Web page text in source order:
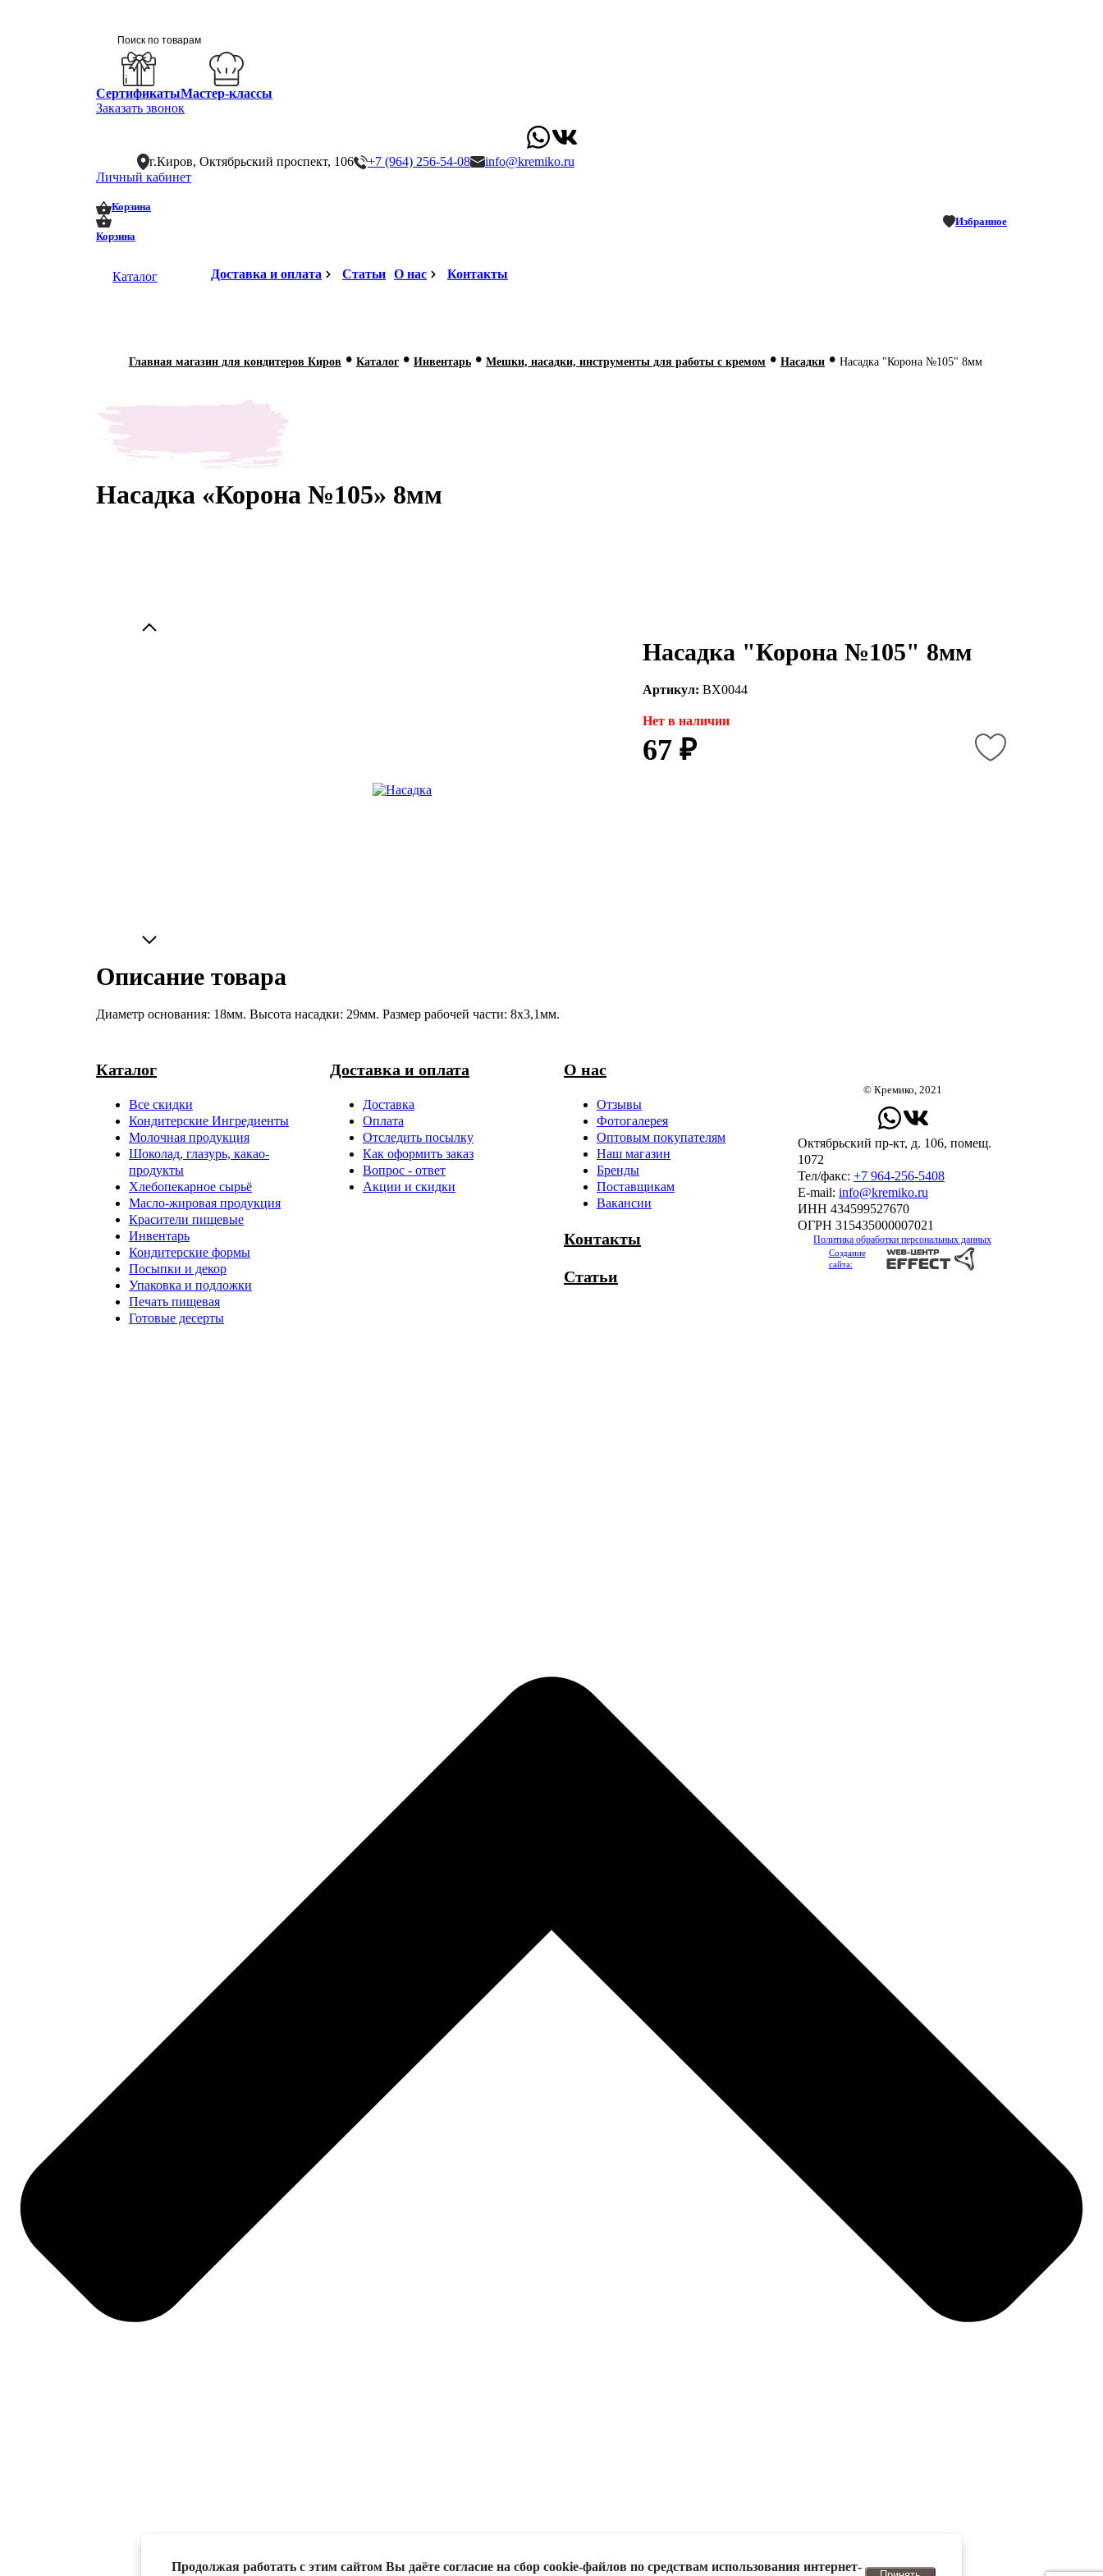
СертификатыМастер-классы
Заказать звонок
г.Киров, Октябрьский проспект, 106 +7 (964) 256-54-08
info@kremiko.ru
Личный кабинет
Корзина
Корзина
Избранное
Каталог Доставка и оплата Статьи О нас Контакты
Главная магазин для кондитеров Киров • Каталог • Инвентарь • Мешки, насадки, инструменты для работы с кремом • Насадки • Насадка "Корона №105" 8мм
Насадка «Корона №105» 8мм
Насадка "Корона №105" 8мм
Артикул: BX0044
Нет в наличии
67 ₽
Описание товара
Диаметр основания: 18мм. Высота насадки: 29мм. Размер рабочей части: 8х3,1мм.
Каталог
Все скидки
Кондитерские Ингредиенты
Молочная продукция
Шоколад, глазурь, какао-
продукты
Хлебопекарное сырьё
Масло-жировая продукция
Красители пищевые
Инвентарь
Кондитерские формы
Посыпки и декор
Упаковка и подложки
Печать пищевая
Готовые десерты
Доставка и оплата
Доставка
Оплата
Отследить посылку
Как оформить заказ
Вопрос - ответ
Акции и скидки
О нас
Отзывы
Фотогалерея
Оптовым покупателям
Наш магазин
Бренды
Поставщикам
Вакансии
Контакты
Статьи
© Кремико, 2021
Октябрьский пр-кт, д. 106, помещ.
1072
Тел/факс: +7 964-256-5408
Е-mail: info@kremiko.ru
ИНН 434599527670
ОГРН 315435000007021
Политика обработки персональных данных
Создание
сайта:
Продолжая работать с этим сайтом Вы даёте согласие на сбор cookie-файлов по средствам использования интернет-